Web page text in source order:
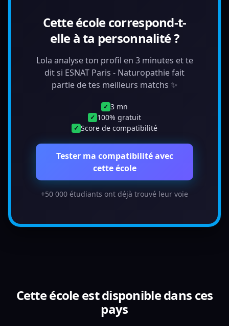
Cette école correspond-t-
elle à ta personnalité ?
Lola analyse ton profil en 3 minutes et te
dit si ESNAT Paris - Naturopathie fait
partie de tes meilleurs matchs ✨
✓ 3 mn
✓ 100% gratuit
✓ Score de compatibilité
Tester ma compatibilité avec
cette école
+50 000 étudiants ont déjà trouvé leur voie
Cette école est disponible dans ces
pays